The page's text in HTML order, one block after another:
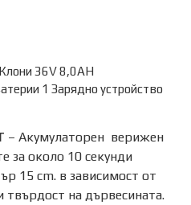
36V 8,0AH
1 Зарядно устройство
– Акумулаторен верижен
за около 10 секунди
15 cm. в зависимост от
твърдост на дървесината.